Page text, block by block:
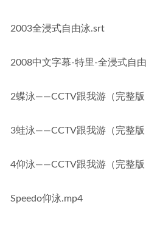
2003全浸式自由泳.srt
2008中文字幕-特里-全浸式自
2蝶泳——CCTV跟我游（完整
3蛙泳——CCTV跟我游（完整
4仰泳——CCTV跟我游（完整
Speedo仰泳.mp4